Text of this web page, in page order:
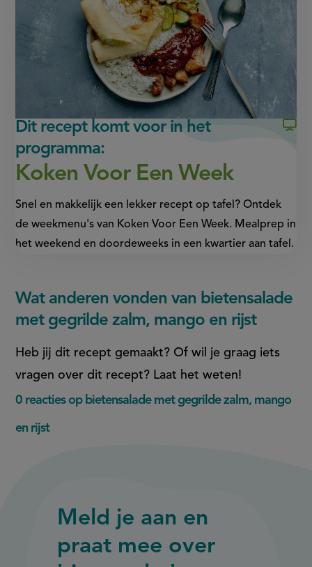
in
nieuw
venster,
externe
link)
in
nieuw
venster,
externe
link)
Dit recept komt voor in het
programma:
Koken Voor Een Week
Snel en makkelijk een lekker recept op tafel? Ontdek
de weekmenu's van Koken Voor Een Week. Mealprep in
het weekend en doordeweeks in een kwartier aan tafel.
Wat anderen vonden van bietensalade
met gegrilde zalm, mango en rijst
Heb jij dit recept gemaakt? Of wil je graag iets
vragen over dit recept? Laat het weten!
0 reacties op bietensalade met gegrilde zalm, mango
en rijst
Meld je aan en
praat mee over